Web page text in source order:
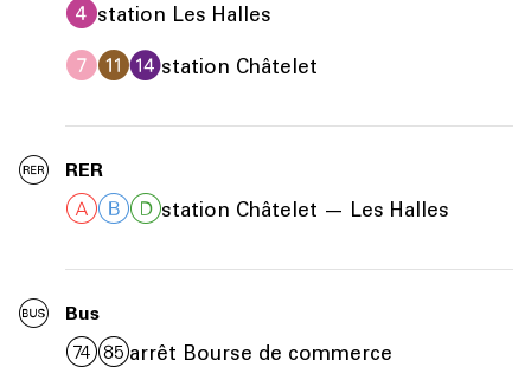
station Les Halles
station Châtelet
RER
station Châtelet — Les Halles
Bus
arrêt Bourse de commerce